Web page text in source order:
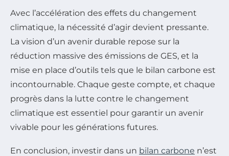
Avec l’accélération des effets du changement
climatique, la nécessité d’agir devient pressante.
La vision d’un avenir durable repose sur la
réduction massive des émissions de GES, et la
mise en place d’outils tels que le bilan carbone est
incontournable. Chaque geste compte, et chaque
progrès dans la lutte contre le changement
climatique est essentiel pour garantir un avenir
vivable pour les générations futures.
En conclusion, investir dans un bilan carbone n’est